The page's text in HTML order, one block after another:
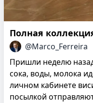
Полная
@Marco_Ferreira
Пришли неделю
сока, воды, молока
личном кабинете
посылкой